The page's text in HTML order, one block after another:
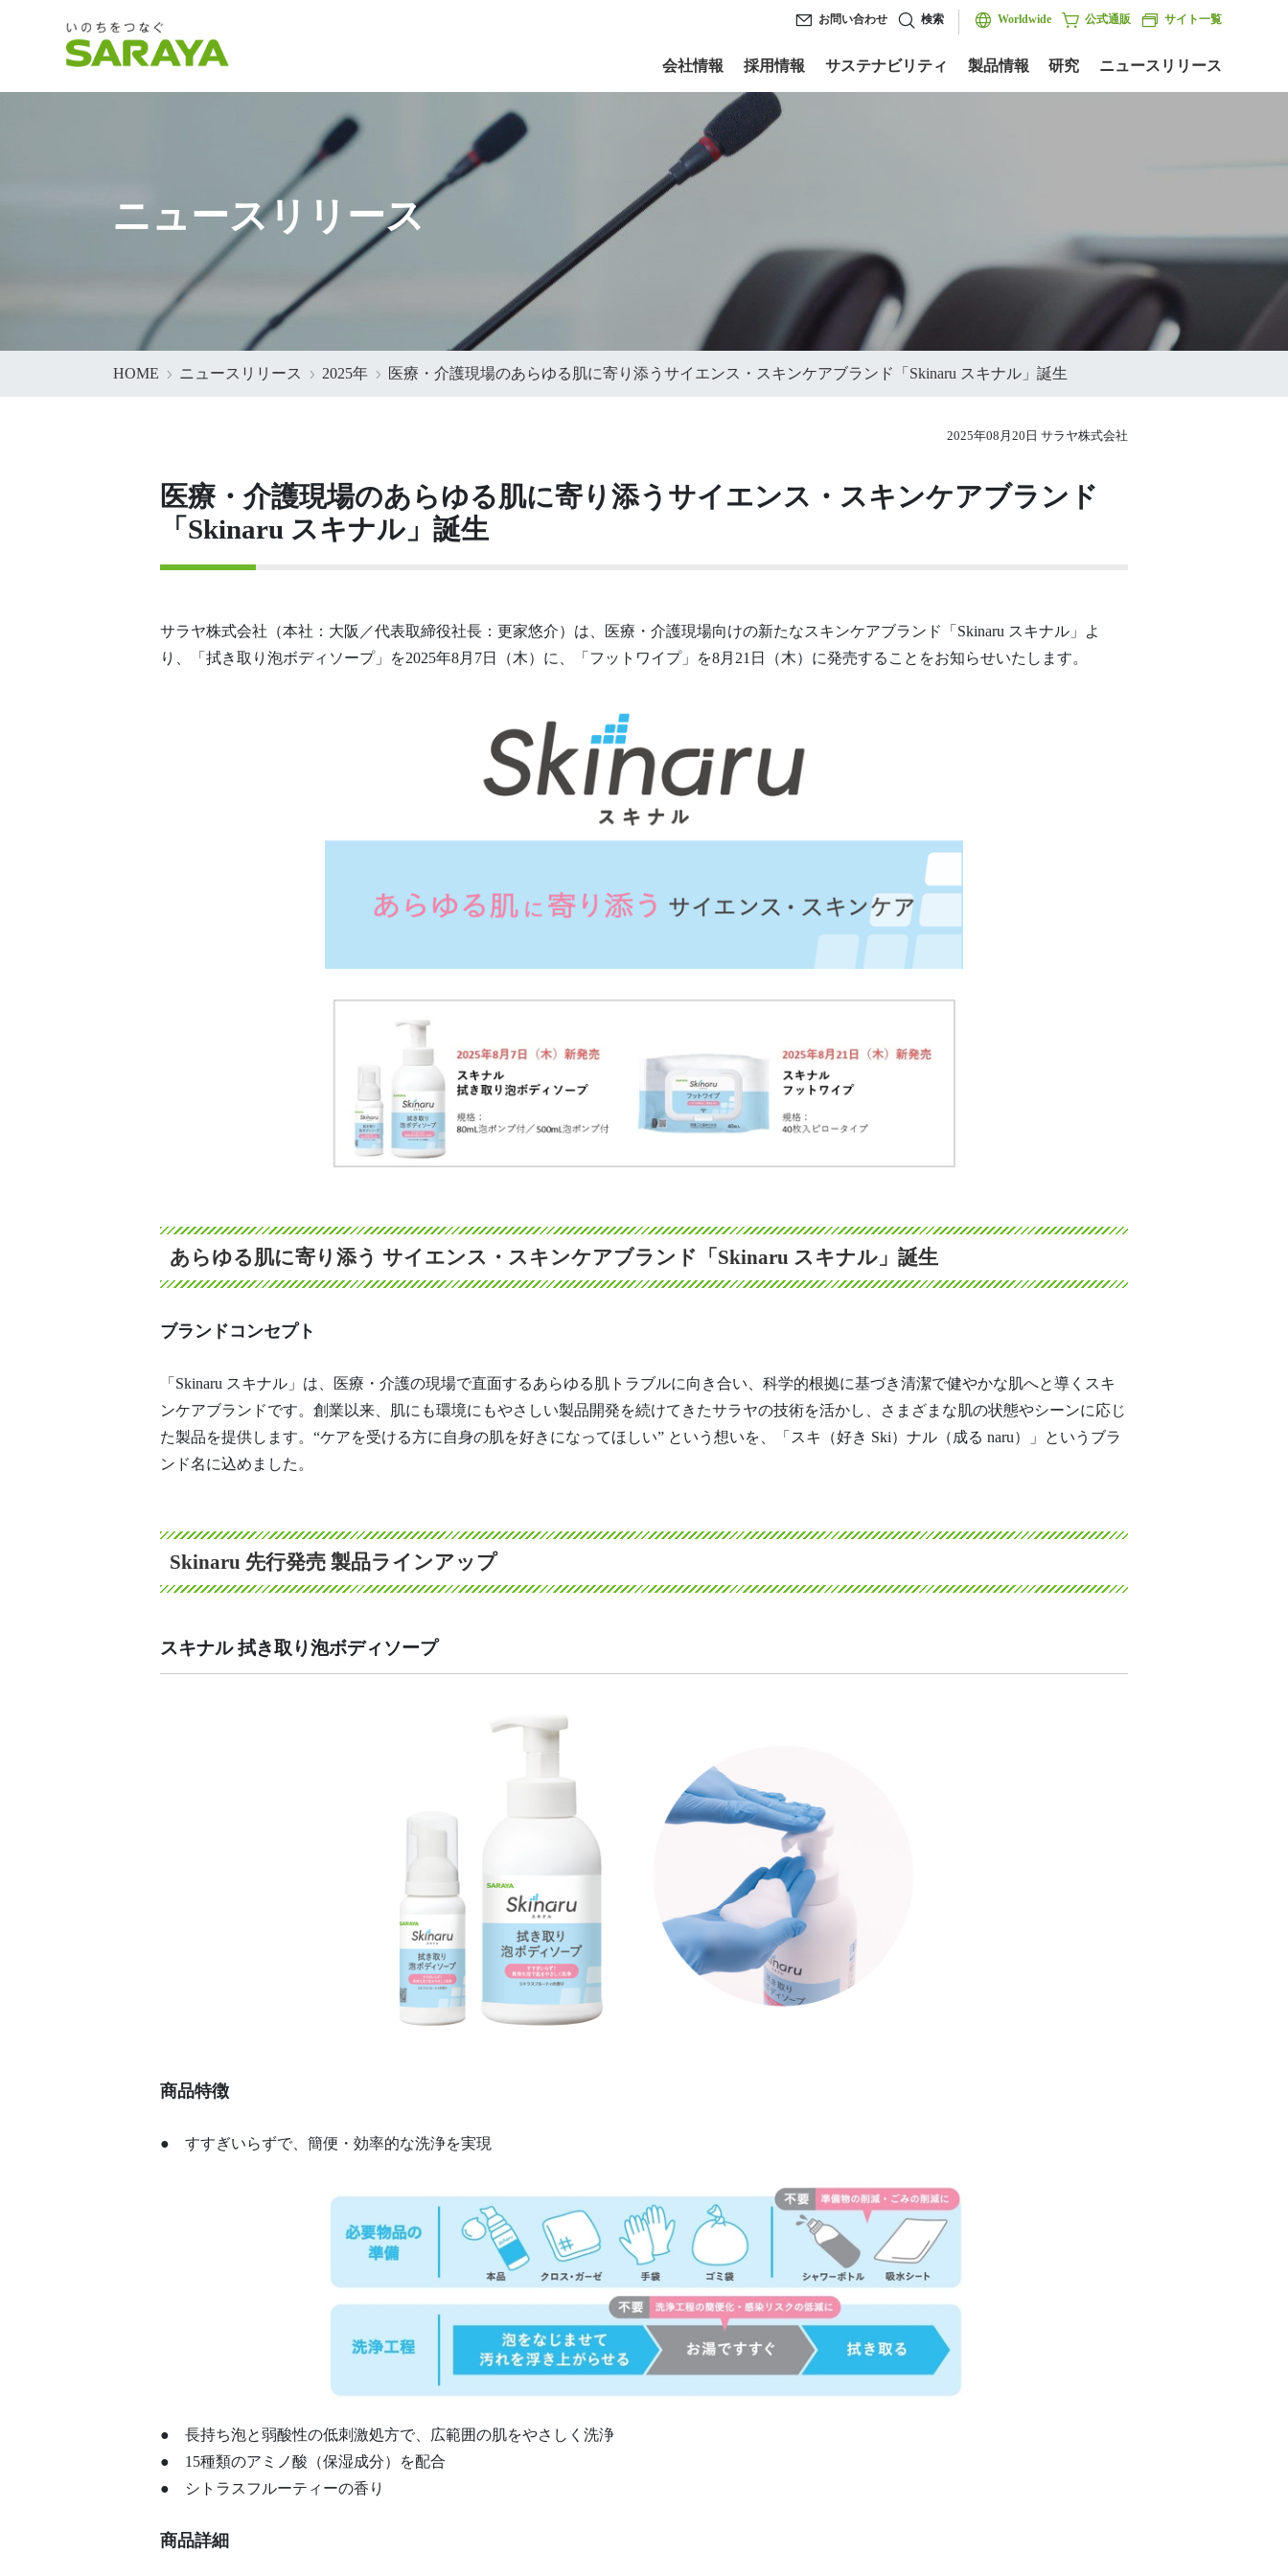
会社情報 採用情報 サステナビリティ 製品情報 研究 ニュースリリース
お問い合わせ 検索 Worldwide 公式通販 サイト一覧
ニュースリリース
HOME ニュースリリース 2025年 医療・介護現場のあらゆる肌に寄り添うサイエンス・スキンケアブランド「Skinaru スキナル」誕生
2025年08月20日 サラヤ株式会社
医療・介護現場のあらゆる肌に寄り添うサイエンス・スキンケアブランド
「Skinaru スキナル」誕生
サラヤ株式会社（本社：大阪／代表取締役社長：更家悠介）は、医療・介護現場向けの新たなスキンケアブランド「Skinaru スキナル」よ
り、「拭き取り泡ボディソープ」を2025年8月7日（木）に、「フットワイプ」を8月21日（木）に発売することをお知らせいたします。
あらゆる肌に寄り添う サイエンス・スキンケアブランド「Skinaru スキナル」誕生
ブランドコンセプト
「Skinaru スキナル」は、医療・介護の現場で直面するあらゆる肌トラブルに向き合い、科学的根拠に基づき清潔で健やかな肌へと導くスキ
ンケアブランドです。創業以来、肌にも環境にもやさしい製品開発を続けてきたサラヤの技術を活かし、さまざまな肌の状態やシーンに応じ
た製品を提供します。“ケアを受ける方に自身の肌を好きになってほしい” という想いを、「スキ（好き Ski）ナル（成る naru）」というブラ
ンド名に込めました。
Skinaru 先行発売 製品ラインアップ
スキナル 拭き取り泡ボディソープ
商品特徴
● すすぎいらずで、簡便・効率的な洗浄を実現
● 長持ち泡と弱酸性の低刺激処方で、広範囲の肌をやさしく洗浄
● 15種類のアミノ酸（保湿成分）を配合
● シトラスフルーティーの香り
商品詳細